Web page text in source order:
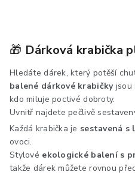
🎁 Dárková krabička
Hledáte dárek, který potěší
balené dárkové krabičkyjsou
kdo miluje poctivé dobroty.
Uvnitř najdete pečlivě
Každá krabička je sestavená s
ovoci.
Stylové ekologické balení s
takže dárek můžete rovnou